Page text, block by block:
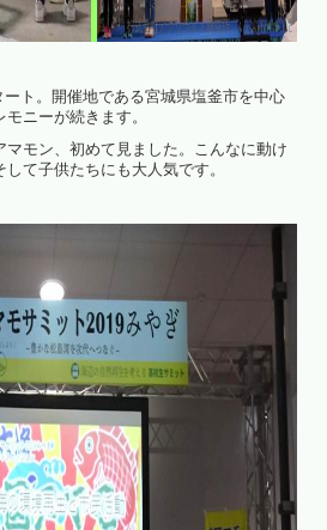
ト。開催地である宮城県塩釜市を中心
ニーが続きます。
マモン、初めて見ました。こんなに動け
て子供たちにも大人気です。